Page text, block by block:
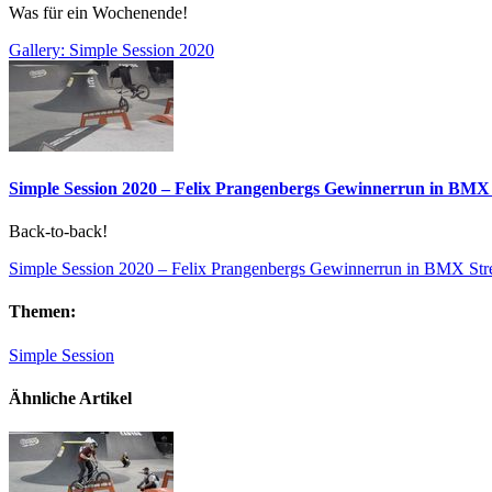
Was für ein Wochenende!
Gallery: Simple Session 2020
Simple Session 2020 – Felix Prangenbergs Gewinnerrun in
Back-to-back!
Simple Session 2020 – Felix Prangenbergs Gewinnerrun in BMX
Themen:
Simple Session
Ähnliche Artikel